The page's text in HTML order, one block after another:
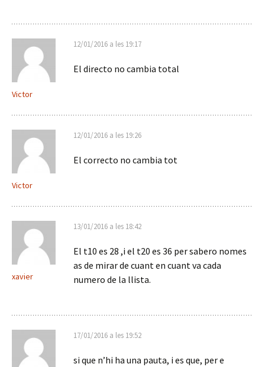
Victor
12/01/2016 a les 19:17
El directo no cambia total
Victor
12/01/2016 a les 19:26
El correcto no cambia tot
xavier
13/01/2016 a les 18:42
El t10 es 28 ,i el t20 es 36 per sabero nomes
as de mirar de cuant en cuant va cada
numero de la llista.
17/01/2016 a les 19:52
si que n’hi ha una pauta, i es que, per e